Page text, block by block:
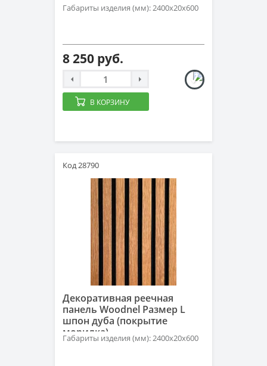
Габариты изделия (мм): 2400x20x600
8 250 руб.
В КОРЗИНУ
Код 28790
Декоративная реечная
панель Woodnel Размер L
шпон дуба (покрытие
морилка)
Габариты изделия (мм): 2400x20x600